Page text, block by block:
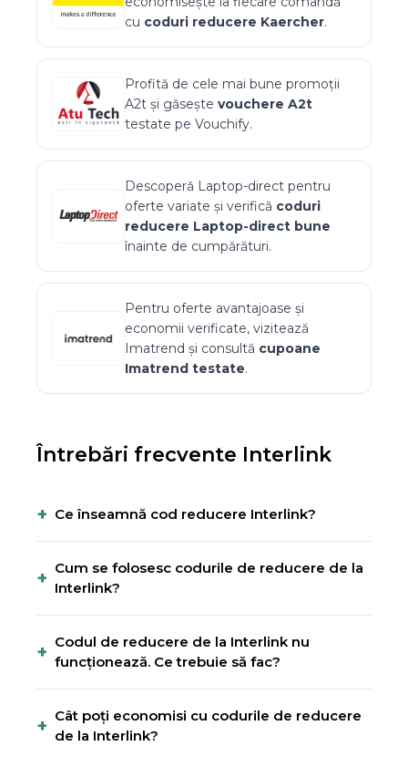
cu coduri reducere Kaercher.
Profită de cele mai bune promoții
A2t și găsește vouchere A2t
testate pe Vouchify.
Descoperă Laptop-direct pentru
oferte variate și verifică coduri
reducere Laptop-direct bune
înainte de cumpărături.
Pentru oferte avantajoase și
economii verificate, vizitează
Imatrend și consultă cupoane
Imatrend testate.
Întrebări frecvente Interlink
+ Ce înseamnă cod reducere Interlink?
+ Cum se folosesc codurile de reducere de la
Interlink?
+ Codul de reducere de la Interlink nu
funcționează. Ce trebuie să fac?
+ Cât poți economisi cu codurile de reducere
de la Interlink?